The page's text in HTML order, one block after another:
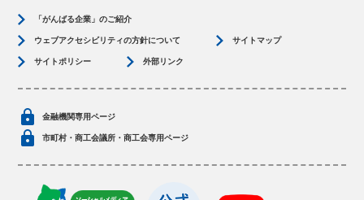
「がんばる企業」のご紹介
ウェブアクセシビリティの方針について サイトマップ
サイトポリシー 外部リンク
金融機関専用ページ
市町村・商工会議所・商工会専用ページ